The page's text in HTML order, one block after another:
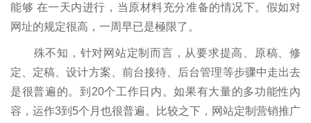
能够 在一天内进行，当原材料充分准备的情况下。假如对
网址的规定很高，一周早已是極限了。
殊不知，针对网站定制而言，从要求提高、原稿、修
定、定稿、设计方案、前台接待、后台管理等步骤中走出去
是很普遍的。到20个工作日内。如果有大量的多功能性內
容，运作3到5个月也很普遍。比较之下，网站定制营销推广